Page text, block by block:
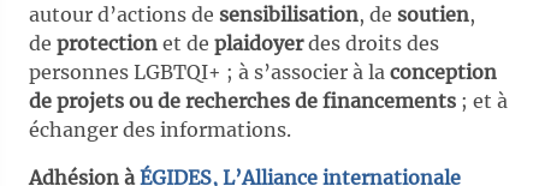
autour d’actions de sensibilisation, de soutien,
de protection et de plaidoyerdes droits des
personnes LGBTQI+ ; à s’associer à la conception
de projets ou de recherches de financements ; et à
échanger des informations.
Adhésion àÉGIDES, L’Alliance internationale